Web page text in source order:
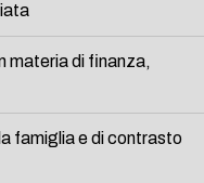
materia di finanza,
famiglia e di contrasto